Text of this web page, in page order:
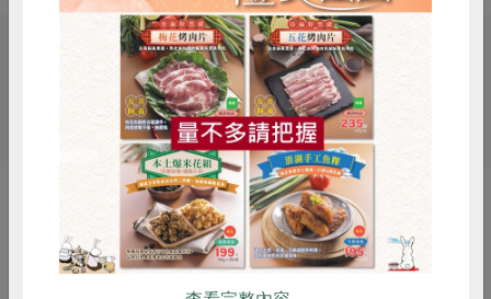
關鍵字
# 信功 # 豬肉
你可能有興趣的產品
RPET 食譜 減硝酸鹽
雞蛋 食安 共同購買